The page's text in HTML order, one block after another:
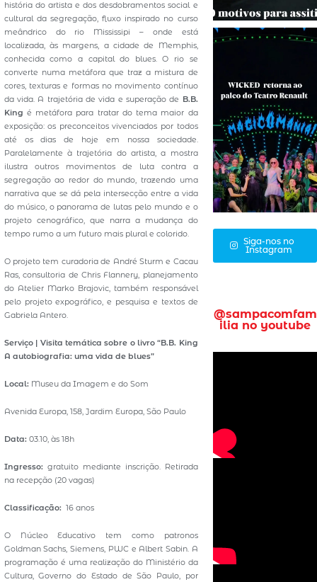
história do artista e dos desdobramentos social e
cultural da segregação, fluxo inspirado no curso
meândrico do rio Mississipi – onde está
localizada, às margens, a cidade de Memphis,
conhecida como a capital do blues. O rio se
converte numa metáfora que traz a mistura de
cores, texturas e formas no movimento contínuo
da vida. A trajetória de vida e superação de B.B.
King é metáfora para tratar do tema maior da
exposição: os preconceitos vivenciados por todos
até os dias de hoje em nossa sociedade.
Paralelamente à trajetória do artista, a mostra
ilustra outros movimentos de luta contra a
segregação ao redor do mundo, trazendo uma
narrativa que se dá pela intersecção entre a vida
do músico, o panorama de lutas pelo mundo e o
projeto cenográfico, que narra a mudança do
tempo rumo a um futuro mais plural e colorido.
O projeto tem curadoria de André Sturm e Cacau
Ras, consultoria de Chris Flannery, planejamento
do Atelier Marko Brajovic, também responsável
pelo projeto expográfico, e pesquisa e textos de
Gabriela Antero.
Serviço | Visita temática sobre o livro “B.B. King
A autobiografia: uma vida de blues”
Local: Museu da Imagem e do Som
Avenida Europa, 158, Jardim Europa, São Paulo
Data: 03.10, às 18h
Ingresso: gratuito mediante inscrição. Retirada
na recepção (20 vagas)
Classificação: 16 anos
O Núcleo Educativo tem como patronos
Goldman Sachs, Siemens, PWC e Albert Sabin. A
programação é uma realização do Ministério da
Cultura, Governo do Estado de São Paulo, por
Siga-nos no
Instagram
@sampacomfam
ilia no youtube